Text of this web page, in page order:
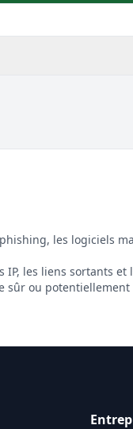
les logiciels
les liens sortants et
sûr ou potentiellement